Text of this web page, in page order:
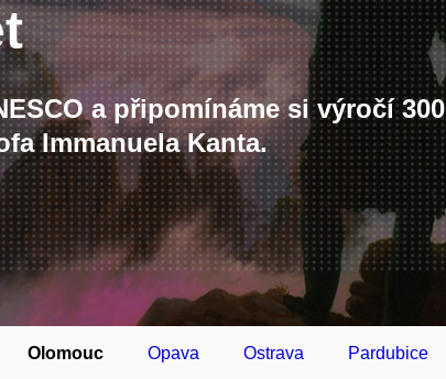
a připomínáme si výročí 300
Immanuela Kanta.
Olomouc Opava Ostrava Pardubice